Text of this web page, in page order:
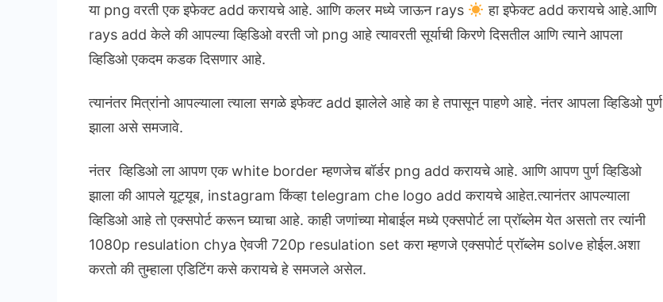
या png वरती एक इफेक्ट add करायचे आहे. आणि कलर मध्ये जाऊन rays
हा इफेक्ट add करायचे आहे.आणि
rays add केले की आपल्या व्हिडिओ वरती जो png आहे त्यावरती सूर्याची किरणे दिसतील आणि त्याने आपला
व्हिडिओ एकदम कडक दिसणार आहे.
त्यानंतर मित्रांनो आपल्याला त्याला सगळे इफेक्ट add झालेले आहे का हे तपासून पाहणे आहे. नंतर आपला व्हिडिओ पुर्ण
झाला असे समजावे.
नंतर व्हिडिओ ला आपण एक white border म्हणजेच बॉर्डर png add करायचे आहे. आणि आपण पुर्ण व्हिडिओ
झाला की आपले यूट्यूब, instagram किंव्हा telegram che logo add करायचे आहेत.त्यानंतर आपल्याला
व्हिडिओ आहे तो एक्सपोर्ट करून घ्याचा आहे. काही जणांच्या मोबाईल मध्ये एक्सपोर्ट ला प्रॉब्लेम येत असतो तर त्यांनी
1080p resulation chya ऐवजी 720p resulation set करा म्हणजे एक्सपोर्ट प्रॉब्लेम solve होईल.अशा
करतो की तुम्हाला एडिटिंग कसे करायचे हे समजले असेल.